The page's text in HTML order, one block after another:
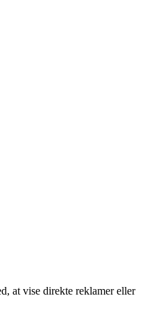
at vise direkte reklamer eller